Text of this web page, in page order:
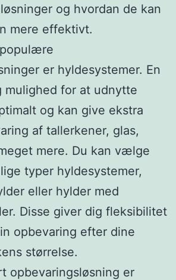
og hvordan de kan
mere effektivt.
er hyldesystemer. En
mulighed for at udnytte
og kan give ekstra
af tallerkener, glas,
mere. Du kan vælge
typer hyldesystemer,
eller hylder med
Disse giver dig fleksibilitet
opbevaring efter dine
størrelse.
opbevaringsløsning er